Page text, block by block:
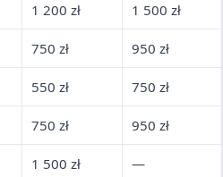
1 200 zł 1 500 zł
750 zł 950 zł
550 zł 750 zł
750 zł 950 zł
1 500 zł —